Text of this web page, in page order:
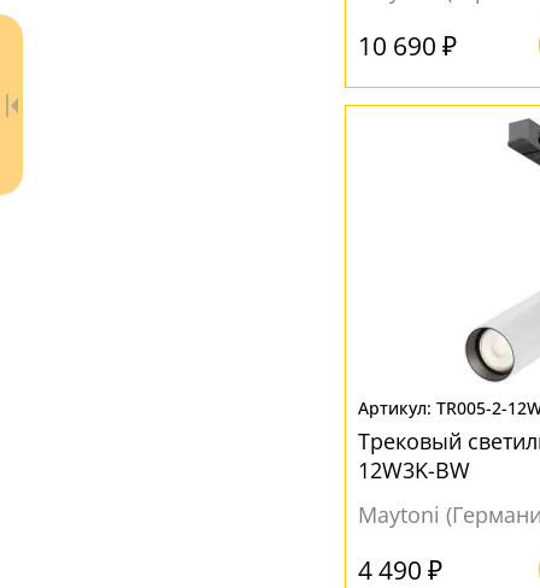
- бесплатно по России
10 690 ₽
TR005-2-
Трековый
12W3K-BW
Maytoni
4 490 ₽